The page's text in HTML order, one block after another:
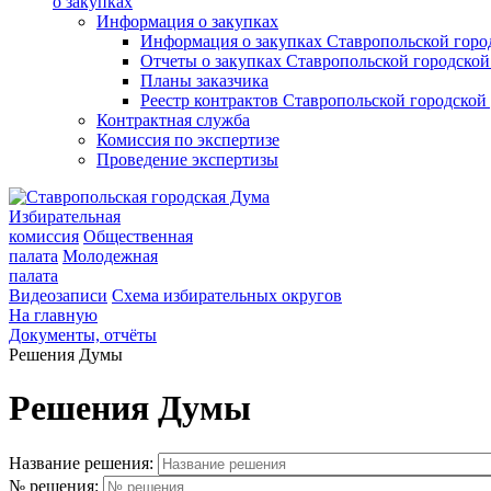
Информация о закупках
Информация о закупках Ставропольской
Отчеты о закупках Ставропольской
Планы заказчика
Реестр контрактов Ставропольской
Контрактная служба
Комиссия по экспертизе
Проведение экспертизы
Избирательная
комиссия Общественная
палата Молодежная
палата
Видеозаписи Схема избирательных округов
На главную
Документы, отчёты
Решения Думы
Решения Думы
Название решения:
№ решения: